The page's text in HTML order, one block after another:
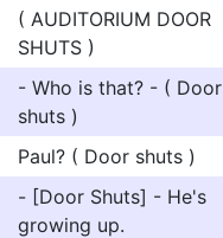
( AUDITORIUM DOOR
SHUTS )
- Who is that? - ( Door
shuts )
Paul? ( Door shuts )
- [Door Shuts] - He's
growing up.